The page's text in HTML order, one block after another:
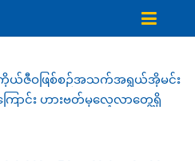
ဓာကိုယ်ဇီဝဖြစ်စဉ်အသက်အရွယ်အိုမင်း
ကြောင်း ဟားဗတ်မှလေ့လာတွေ့ရှိ